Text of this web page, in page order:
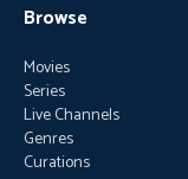
Browse
Movies
Series
Live Channels
Genres
Curations